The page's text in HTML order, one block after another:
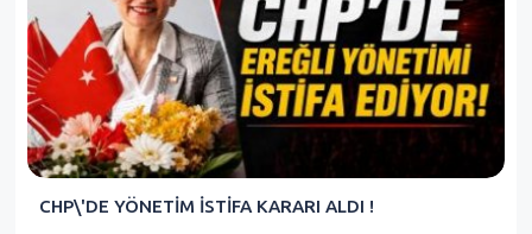
CHP\'DE YÖNETİM İSTİFA KARARI ALDI !